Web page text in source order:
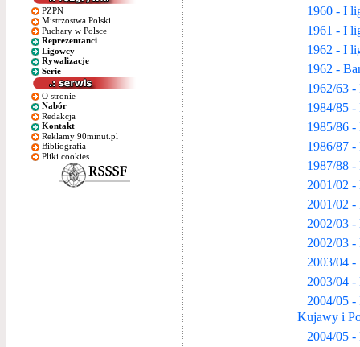
PZPN
Mistrzostwa Polski
Puchary w Polsce
Reprezentanci
Ligowcy
Rywalizacje
Serie
O stronie
Nabór
Redakcja
Kontakt
Reklamy 90minut.pl
Bibliografia
Pliki cookies
1960 - I
1961 - I
1962 - I
1962 -
1962/63
1984/85
1985/86
1986/87
1987/88
2001/02 -
2001/02 -
2002/03 -
2002/03 -
2003/04 -
2003/04 -
2004/05 -
Kujawy i
2004/05 -